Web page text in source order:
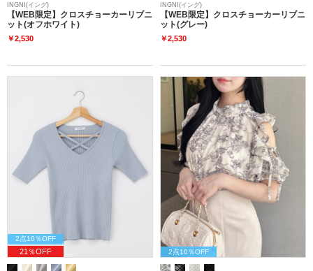
INGNI(イング)
【WEB限定】クロスチョーカーリブニ
ット(オフホワイト)
￥2,530
INGNI(イング)
【WEB限定】クロスチョーカーリブニ
ット(グレー)
￥2,530
2点10％OFF
21％OFF 2点10％OFF